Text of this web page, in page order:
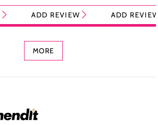
Pelembap Bibir
dengan Aroma
ADD REVIEW
Cream Glossy
Ringan
ADD
MORE